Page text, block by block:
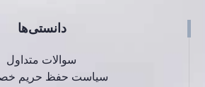
دانستی‌ها
سوالات متداول
سیاست حفظ حریم